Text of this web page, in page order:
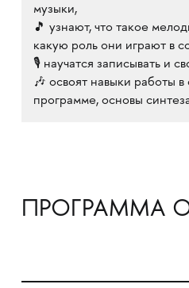
музыки,
🎵 узнают, что такое
какую роль они играют в
🎙️ научатся записывать и
🎶 освоят навыки работы
программе, основы
ПРОГРАММА